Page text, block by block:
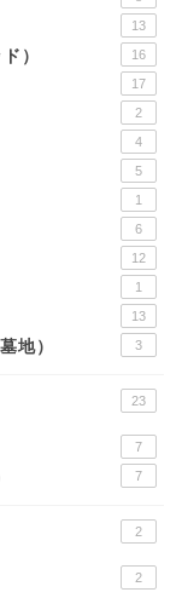
13
） 16
17
2
4
5
1
6
12
1
13
地） 3
23
7
7
2
2